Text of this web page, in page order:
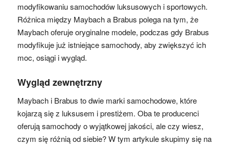
modyfikowaniu samochodów luksusowych i sportowych.
Różnica między Maybach a Brabus polega na tym, że
Maybach oferuje oryginalne modele, podczas gdy Brabus
modyfikuje już istniejące samochody, aby zwiększyć ich
moc, osiągi i wygląd.
Wygląd zewnętrzny
Maybach i Brabus to dwie marki samochodowe, które
kojarzą się z luksusem i prestiżem. Oba te producenci
oferują samochody o wyjątkowej jakości, ale czy wiesz,
czym się różnią od siebie? W tym artykule skupimy się na